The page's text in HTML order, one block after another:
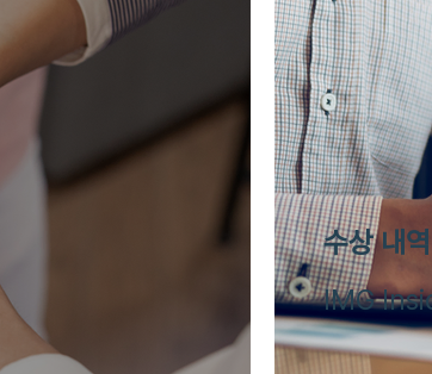
수상 내역
IMG